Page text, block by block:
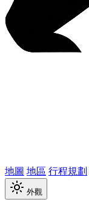
地圖 地區 行程規劃
外觀